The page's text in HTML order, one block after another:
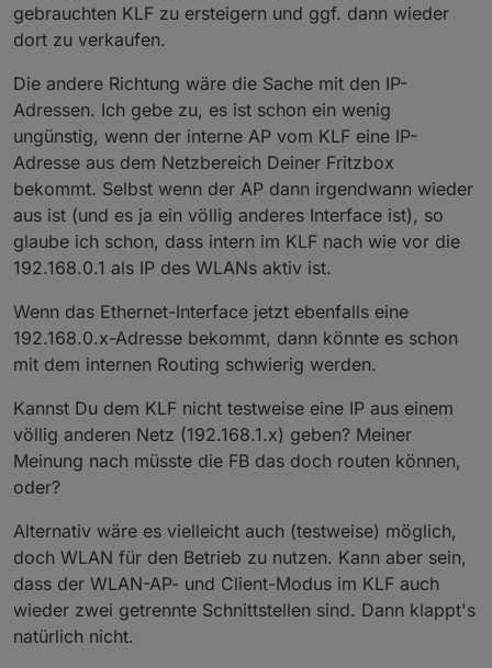
gebrauchten KLF zu ersteigern und ggf. dann wieder
dort zu verkaufen.
Die andere Richtung wäre die Sache mit den IP-
Adressen. Ich gebe zu, es ist schon ein wenig
ungünstig, wenn der interne AP vom KLF eine IP-
Adresse aus dem Netzbereich Deiner Fritzbox
bekommt. Selbst wenn der AP dann irgendwann wieder
aus ist (und es ja ein völlig anderes Interface ist), so
glaube ich schon, dass intern im KLF nach wie vor die
192.168.0.1 als IP des WLANs aktiv ist.
Wenn das Ethernet-Interface jetzt ebenfalls eine
192.168.0.x-Adresse bekommt, dann könnte es schon
mit dem internen Routing schwierig werden.
Kannst Du dem KLF nicht testweise eine IP aus einem
völlig anderen Netz (192.168.1.x) geben? Meiner
Meinung nach müsste die FB das doch routen können,
oder?
Alternativ wäre es vielleicht auch (testweise) möglich,
doch WLAN für den Betrieb zu nutzen. Kann aber sein,
dass der WLAN-AP- und Client-Modus im KLF auch
wieder zwei getrennte Schnittstellen sind. Dann klappt's
natürlich nicht.